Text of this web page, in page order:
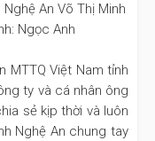
An Võ Thị Minh
Ngọc Anh
MTTQ Việt Nam tỉnh
ty và cá nhân ông
sẻ kịp thời và luôn
Nghệ An chung tay